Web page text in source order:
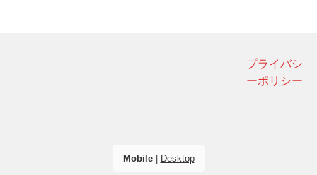
プライバシ
ーポリシー
Mobile| Desktop